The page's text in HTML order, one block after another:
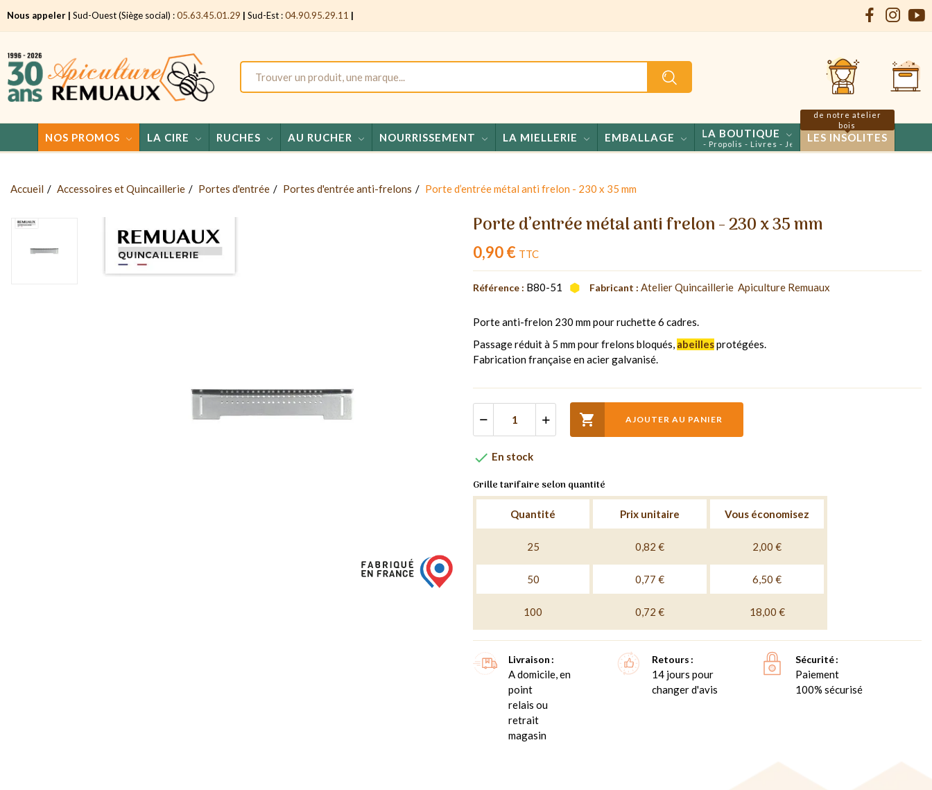
Nous appeler | Sud-Ouest (Siège social) :05.63.45.01.29 | Sud-Est :04.90.95.29.11 |
NOS PROMOS LA CIRE RUCHES AU RUCHER NOURRISSEMENT LA MIELLERIE EMBALLAGE LA BOUTIQUE
Miels - Confiseries - Propolis - Livres - Jeux
LES INSOLITES
de notre atelier
bois
Accueil Accessoires et Quincaillerie Portes d'entrée Portes d'entrée anti-frelons Porte d’entrée métal anti frelon - 230 x 35 mm
Porte d’entrée métal anti frelon - 230 x 35 mm
0,90 € TTC
Référence : B80-51 Fabricant : Atelier Quincaillerie  Apiculture Remuaux
Porte anti-frelon 230 mm pour ruchette 6 cadres.
Passage réduit à 5 mm pour frelons bloqués, abeillesprotégées.
Fabrication française en acier galvanisé.
 AJOUTER AU PANIER
 En stock
Grille tarifaire selon quantité
Quantité Prix unitaire Vous économisez
25 0,82 € 2,00 €
50 0,77 € 6,50 €
100 0,72 € 18,00 €
Livraison
A domicile, en
point
relais ou
retrait
magasin
Retours
14 jours pour
changer d'avis
Sécurité
Paiement
100% sécurisé